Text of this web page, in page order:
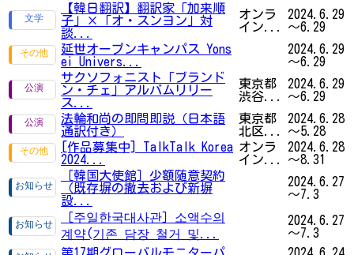
【韓日翻訳】翻訳家「加来順
子」×「オ・スンヨン」対
談...
オンラ
イン...
2024.6.29
～6.29
延世オープンキャンパス Yons
ei Univers...
2024.6.29
～6.29
サクソフォニスト「ブランド
ン・チェ」アルバムリリー
ス...
東京都
渋谷...
2024.6.29
～6.29
法輪和尚の即問即説（日本語
通訳付き）
東京都
北区...
2024.6.28
～5.28
[作品募集中] TalkTalk Korea
2024...
オンラ
イン...
2024.6.28
～8.31
［韓国大使館］少額随意契約
（既存塀の撤去および新塀
設...
2024.6.27
～7.3
［주일한국대사관］소액수의
계약(기존 담장 철거 및...
2024.6.27
～7.3